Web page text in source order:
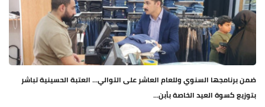
ضمن برنامجها السنوي وللعام العاشر على التوالي... العتبة الحسينية تباشر
بتوزيع كسوة العيد الخاصة بأبن...